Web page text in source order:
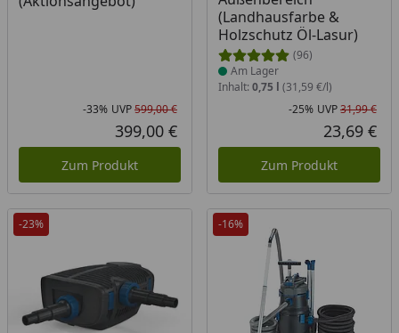
Rabatt in Prozent
-33%
Ursprünglicher Preis
UVP599,00 €
Aktueller Preis
399,00 €
Zum Produkt
(Landhausfarbe &
Holzschutz Öl-Lasur)
(96)
Am Lager
Inhalt: 0,75 l (31,59 €/l)
-25% UVP31,99 €
23,69 €
Zum Produkt
-23% -16%